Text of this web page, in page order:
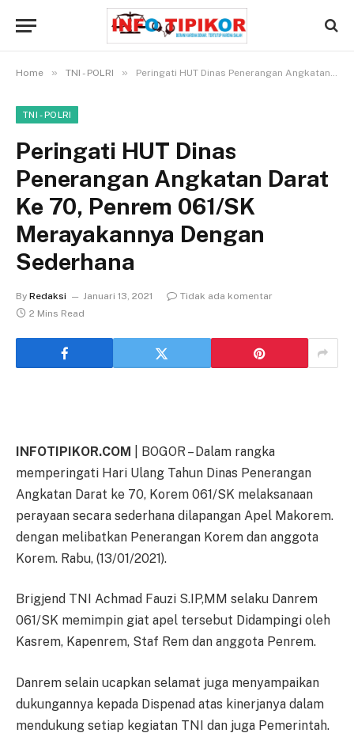
Home » TNI - POLRI » Peringati HUT Dinas Penerangan Angkatan Darat Ke 70, Penrem 061/SK Merayakannya Dengan Sederhana
TNI - POLRI
Peringati HUT Dinas
Penerangan Angkatan Darat
Ke 70, Penrem 061/SK
Merayakannya Dengan
Sederhana
By Redaksi Januari 13, 2021
Tidak ada komentar
2 Mins Read
INFOTIPIKOR.COM | BOGOR – Dalam rangka
memperingati Hari Ulang Tahun Dinas Penerangan
Angkatan Darat ke 70, Korem 061/SK melaksanaan
perayaan secara sederhana dilapangan Apel Makorem.
dengan melibatkan Penerangan Korem dan anggota
Korem. Rabu, (13/01/2021).
Brigjend TNI Achmad Fauzi S.IP,MM selaku Danrem
061/SK memimpin giat apel tersebut Didampingi oleh
Kasrem, Kapenrem, Staf Rem dan anggota Penrem.
Danrem selain ucapkan selamat juga menyampaikan
dukungannya kepada Dispenad atas kinerjanya dalam
mendukung setiap kegiatan TNI dan juga Pemerintah.